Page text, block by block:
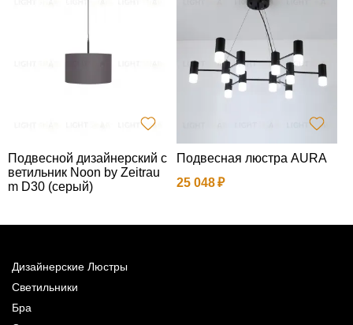
Подвесной дизайнерский с
ветильник Noon by Zeitrau
m D30 (серый)
Подвесная люстра AURA
25 048
Дизайнерские Люстры
Светильники
Бра